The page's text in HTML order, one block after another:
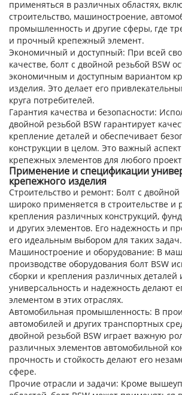
применяться в различных областях,
строительство, машиностроение,
промышленность и другие сферы, где
и прочный крепежный элемент.
Экономичный и доступный: При всей
качестве, болт с двойной резьбой BSW
экономичным и доступным вариантом
изделия. Это делает его
круга потребителей.
Гарантия качества и безопасности:
двойной резьбой BSW гарантирует
крепление деталей и обеспечивает
конструкции в целом. Это важный
крепежных элементов для любого
Применение и спецификации
крепежного изделия
Строительство и ремонт: Болт с двойной
широко применяется в строительстве и
крепления различных конструкций,
и других элементов. Его надежность и
его идеальным выбором для таких задач.
Машиностроение и оборудование: В
производстве оборудования болт BSW
сборки и крепления различных деталей
универсальность и надежность делают
элементом в этих отраслях.
Автомобильная промышленность: В
автомобилей и других транспортных
двойной резьбой BSW играет важную
различных элементов автомобильной
прочность и стойкость делают его
сфере.
Прочие отрасли и задачи: Кроме